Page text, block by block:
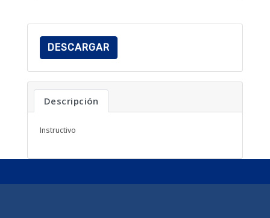
DESCARGAR
Descripción
Instructivo